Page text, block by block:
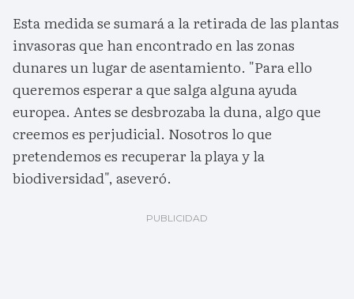
Esta medida se sumará a la retirada de las plantas
invasoras que han encontrado en las zonas
dunares un lugar de asentamiento. "Para ello
queremos esperar a que salga alguna ayuda
europea. Antes se desbrozaba la duna, algo que
creemos es perjudicial. Nosotros lo que
pretendemos es recuperar la playa y la
biodiversidad", aseveró.